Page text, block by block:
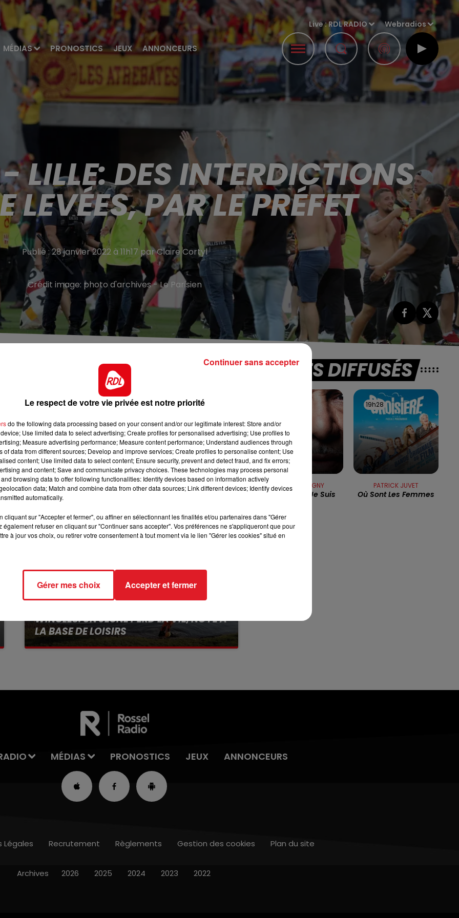
MÉDIAS PRONOSTICS JEUX ANNONCEURS
Live :RDL RADIO Webradios
10h00 - 12h00
RDL WEEKEND
7h00 - 10h00
RDL WEEK-END
LILLE: DES INTERDICTIONS
LEVÉES, PAR LE PRÉFET
Publié : 28 janvier 2022 à 11h17 par Claire Cortyl
Crédit image: photo d'archives - Le Parisien
certains supporters Sang et Or après les incidents lors
été abrogées par la préfecture. Des sanctions
vient de faire marche arrière, en les abrogeant
prendre d’autres mesures, moins restrictives.
jusqu’à 4 fois dans la même journée au commissariat
WINGLES: UN JEUNE PERD LA VIE, NOYÉ À
LA BASE DE LOISIRS
La victime a coulé à pic
TITRES DIFFUSÉS
FLORENT PAGNY
Je Sais Qui Je Suis
19h28
19h28
PATRICK JUVET
Où Sont Les Femmes
MÉDIAS PRONOSTICS JEUX ANNONCEURS
Légales Recrutement Règlements Gestion des cookies Plan du site
Archives 2026 2025 2024 2023 2022
Le respect de votre vie privée est notre priorité
do the following data processing based on your consent and/or our legitimate interest: Store and/or
Use limited data to select advertising; Create profiles for personalised advertising; Use profiles to
Measure advertising performance; Measure content performance; Understand audiences through
of data from different sources; Develop and improve services; Create profiles to personalise content; Use
content; Use limited data to select content; Ensure security, prevent and detect fraud, and fix errors;
and content; Save and communicate privacy choices. These technologies may process personal
browsing data to offer following functionalities: Identify devices based on information actively
data; Match and combine data from other data sources; Link different devices; Identify devices
automatically.
cliquant sur "Accepter et fermer", ou affiner en sélectionnant les finalités et/ou partenaires dans "Gérer
également refuser en cliquant sur "Continuer sans accepter". Vos préférences ne s'appliqueront que pour
à jour vos choix, ou retirer votre consentement à tout moment via le lien "Gérer les cookies" situé en
Gérer mes choix Accepter et fermer
Continuer sans accepter